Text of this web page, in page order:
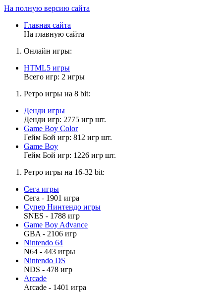
На полную версию сайта
Главная сайта
На главную сайта
Онлайн игры:
HTML5 игры
Всего игр: 2 игры
Ретро игры на 8 bit:
Денди игры
Денди игр: 2775 игр шт.
Game Boy Color
Гейм Бой игр: 812 игр шт.
Game Boy
Гейм Бой игр: 1226 игр шт.
Ретро игры на 16-32 bit:
Сега игры
Сега - 1901 игра
Супер Нинтендо игры
SNES - 1788 игр
Game Boy Advance
GBA - 2106 игр
Nintendo 64
N64 - 443 игры
Nintendo DS
NDS - 478 игр
Arcade
Arcade - 1401 игра